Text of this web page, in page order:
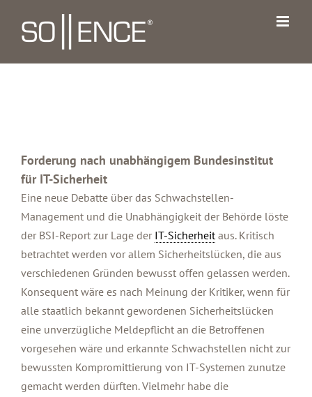
Inhalt
springen
Forderung nach unabhängigem Bundesinstitut
für IT-Sicherheit
Eine neue Debatte über das Schwachstellen-
Management und die Unabhängigkeit der Behörde löste
der BSI-Report zur Lage der IT-Sicherheitaus. Kritisch
betrachtet werden vor allem Sicherheitslücken, die aus
verschiedenen Gründen bewusst offen gelassen werden.
Konsequent wäre es nach Meinung der Kritiker, wenn für
alle staatlich bekannt gewordenen Sicherheitslücken
eine unverzügliche Meldepflicht an die Betroffenen
vorgesehen wäre und erkannte Schwachstellen nicht zur
bewussten Kompromittierung von IT-Systemen zunutze
gemacht werden dürften. Vielmehr habe die